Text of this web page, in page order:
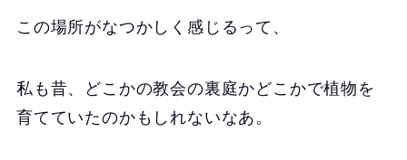
この場所がなつかしく感じるって、
私も昔、どこかの教会の裏庭かどこかで植物を
育てていたのかもしれないなあ。